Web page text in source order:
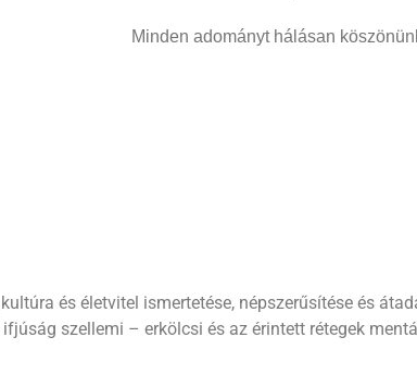
Minden adományt hálásan
és életvitel ismertetése, népszerűsítése és
szellemi – erkölcsi és az érintett rétegek